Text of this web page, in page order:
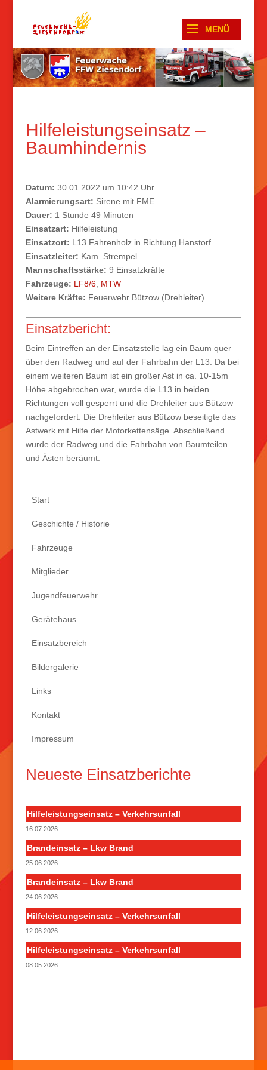
Hilfeleistungseinsatz –
Baumhindernis
Datum: 30.01.2022 um 10:42 Uhr
Alarmierungsart: Sirene mit FME
Dauer: 1 Stunde 49 Minuten
Einsatzart: Hilfeleistung
Einsatzort: L13 Fahrenholz in Richtung Hanstorf
Einsatzleiter: Kam. Strempel
Mannschaftsstärke: 9 Einsatzkräfte
Fahrzeuge: LF8/6, MTW
Weitere Kräfte: Feuerwehr Bützow (Drehleiter)
Einsatzbericht:
Beim Eintreffen an der Einsatzstelle lag ein Baum quer
über den Radweg und auf der Fahrbahn der L13. Da bei
einem weiteren Baum ist ein großer Ast in ca. 10-15m
Höhe abgebrochen war, wurde die L13 in beiden
Richtungen voll gesperrt und die Drehleiter aus Bützow
nachgefordert. Die Drehleiter aus Bützow beseitigte das
Astwerk mit Hilfe der Motorkettensäge. Abschließend
wurde der Radweg und die Fahrbahn von Baumteilen
und Ästen beräumt.
Start
Geschichte / Historie
Fahrzeuge
Mitglieder
Jugendfeuerwehr
Gerätehaus
Einsatzbereich
Bildergalerie
Links
Kontakt
Impressum
Neueste Einsatzberichte
Hilfeleistungseinsatz – Verkehrsunfall
16.07.2026
Brandeinsatz – Lkw Brand
25.06.2026
Brandeinsatz – Lkw Brand
24.06.2026
Hilfeleistungseinsatz – Verkehrsunfall
12.06.2026
Hilfeleistungseinsatz – Verkehrsunfall
08.05.2026